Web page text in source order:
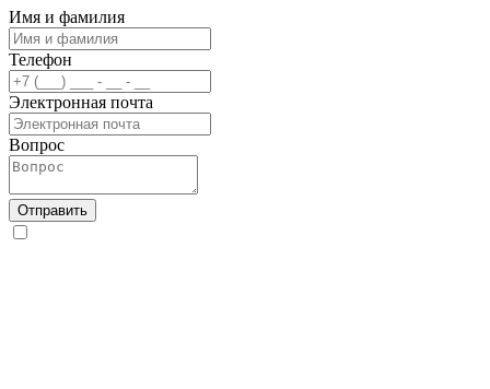
Имя и фамилия
Телефон
Электронная почта
Вопрос
Отправить